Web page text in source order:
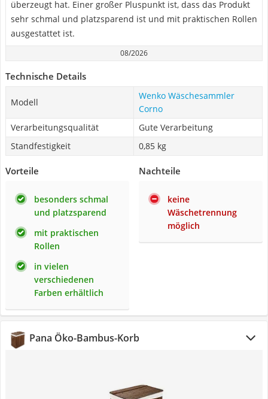
überzeugt hat. Einer großer Pluspunkt ist, dass das Produkt
sehr schmal und platzsparend ist und mit praktischen Rollen
ausgestattet ist.
08/2026
Technische Details
Modell
Wenko Wäschesammler
Corno
Verarbeitungsqualität
Gute Verarbeitung
Standfestigkeit
0,85 kg
Vorteile
besonders schmal
und platzsparend
mit praktischen
Rollen
in vielen
verschiedenen
Farben erhältlich
Nachteile
keine
Wäschetrennung
möglich
Pana Öko-Bambus-Korb